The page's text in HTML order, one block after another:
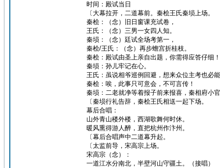
时间：殿试当日
〔大幕拉开，二道幕前。秦桧王氏秦埙上场。
秦桧：（念）旧日窗课充试卷，
王氏：（念）三男一女四人知。
秦埙：（念）廷试全场考第一，
秦桧/王氏：（念）再步蟾宫折桂枝。
秦桧：殿试由圣上亲自出题，你需得应答仔细！
秦埙：孙儿牢记在心。
王氏：虽说相爷巡例回避，想来众位主考也必
秦桧：唉，此事只可意会，不可言传！
秦埙：二老就净等着报子前来报喜，秦相府小
〔秦埙行礼告辞，秦桧王氏相送一起下场。
幕后合唱：
山外青山楼外楼，西湖歌舞何时休。
暖风熏得游人醉，直把杭州作汴州。
〔幕后合唱声中二道幕升起。
〔太监前导，宋高宗上场。
宋高宗（念）：
一道江水分南北，半壁河山守疆土。（接唱）